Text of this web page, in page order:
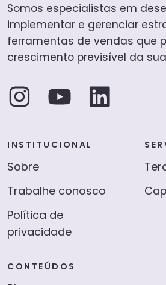
Somos especialistas em
implementar e gerenciar
ferramentas de vendas que
crescimento previsível da
INSTITUCIONAL
Sobre
Trabalhe conosco
Política de
privacidade
CONTEÚDOS